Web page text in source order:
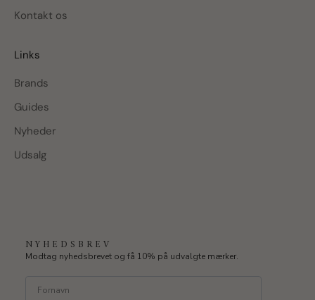
Kontakt os
Links
Brands
Guides
Nyheder
Udsalg
NYHEDSBREV
Modtag nyhedsbrevet og få 10% på udvalgte mærker.